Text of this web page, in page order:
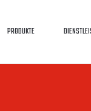
PRODUKTE